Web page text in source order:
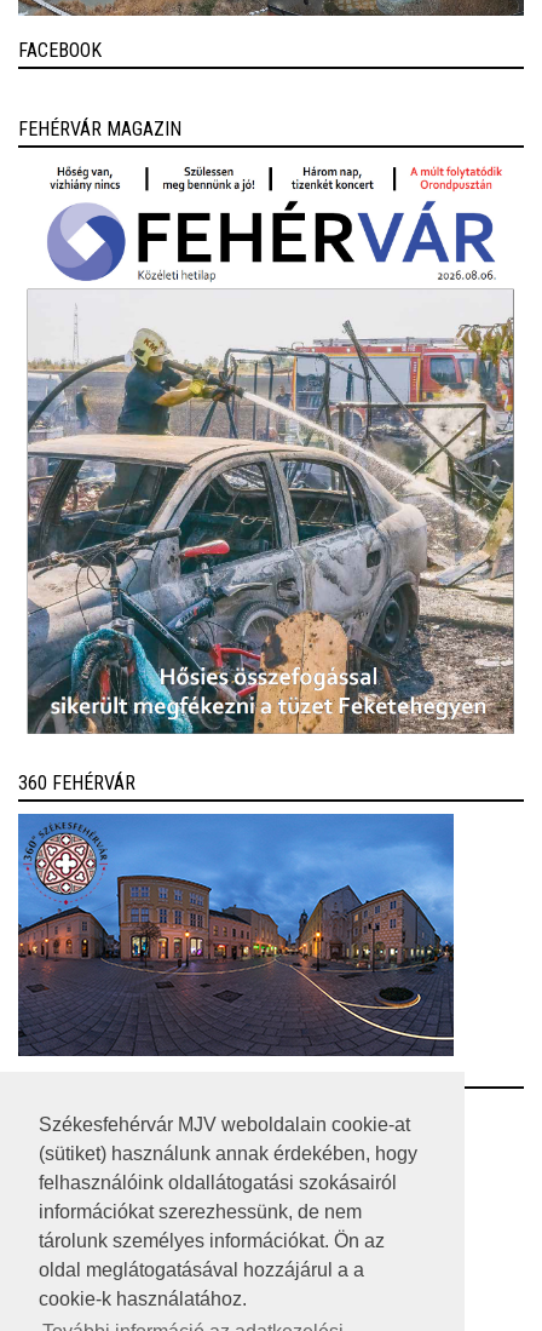
Székesfehérvár MJV weboldalain cookie-at
(sütiket) használunk annak érdekében, hogy
felhasználóink oldallátogatási szokásairól
információkat szerezhessünk, de nem
tárolunk személyes információkat. Ön az
oldal meglátogatásával hozzájárul a a
cookie-k használatához.
FACEBOOK
FEHÉRVÁR MAGAZIN
360 FEHÉRVÁR
RSS
A HONLAP 2017.03.31-I ÁLLAPOTA
JOGI NYILATKOZAT
IMPRESSZUM